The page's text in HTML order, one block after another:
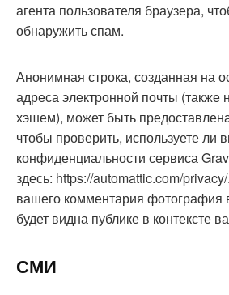
агента пользователя браузера,
обнаружить спам.
Анонимная строка, созданная на
адреса электронной почты (также
хэшем), может быть
чтобы проверить, используете ли
конфиденциальности сервиса
здесь: https://automattic.com/
вашего комментария
будет видна публике в контексте
СМИ